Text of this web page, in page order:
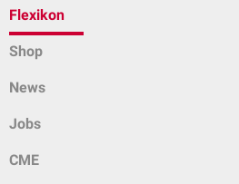
Flexikon
Shop
News
Jobs
CME